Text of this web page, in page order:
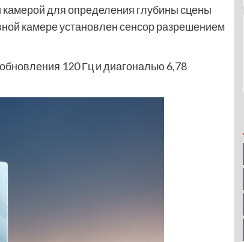
для определения глубины сцены
камере установлен сенсор разрешением
120 Гц и диагональю 6,78